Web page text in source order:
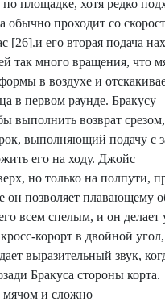
площадке, хотя редко
обычно проходит со
[26].и его вторая подача
так много вращения, что
в воздухе и
в первом раунде. Бракусу
выполнить возврат
выполняющий подачу с
его на ходу. Джойс
но только на полпути,
он позволяет плавающему
всем спелым, и он делает
корорт в двойной
выразительный звук,
Бракуса стороны корта.
мячом и сложно